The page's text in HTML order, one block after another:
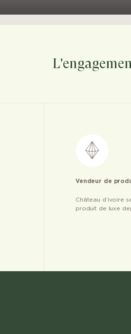
Vendeur de
Château d’ivoire
produit de luxe